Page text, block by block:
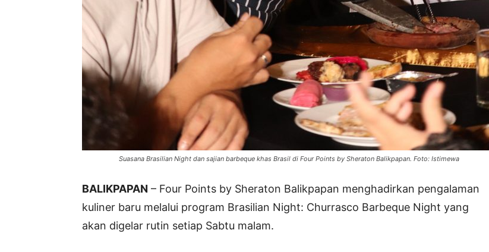
Suasana Brasilian Night dan sajian barbeque khas Brasil di Four Points by Sheraton Balikpapan. Foto: Istimewa
BALIKPAPAN – Four Points by Sheraton Balikpapan menghadirkan pengalaman
kuliner baru melalui program Brasilian Night: Churrasco Barbeque Night yang
akan digelar rutin setiap Sabtu malam.